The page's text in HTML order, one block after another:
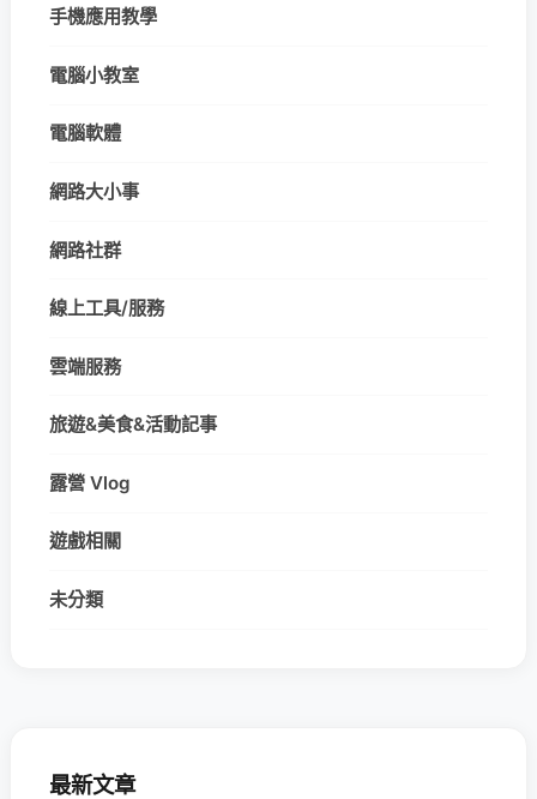
手機應用教學
電腦小教室
電腦軟體
網路大小事
網路社群
線上工具/服務
雲端服務
旅遊&美食&活動記事
露營 Vlog
遊戲相關
未分類
最新文章